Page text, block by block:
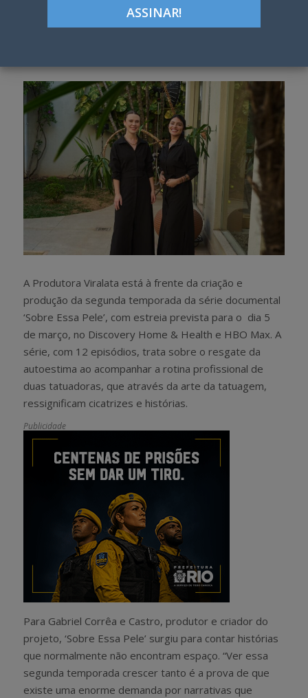
a
r
e
e
e
t
A Produtora Viralata está à frente da criação e
produção da segunda temporada da série documental
‘Sobre Essa Pele’, com estreia prevista para o dia 5
de março, no Discovery Home & Health e HBO Max. A
série, com 12 episódios, trata sobre o resgate da
autoestima ao acompanhar a rotina profissional de
duas tatuadoras, que através da arte da tatuagem,
ressignificam cicatrizes e histórias.
Publicidade
Para Gabriel Corrêa e Castro, produtor e criador do
projeto, ‘Sobre Essa Pele’ surgiu para contar histórias
que normalmente não encontram espaço. “Ver essa
segunda temporada crescer tanto é a prova de que
existe uma enorme demanda por narrativas que